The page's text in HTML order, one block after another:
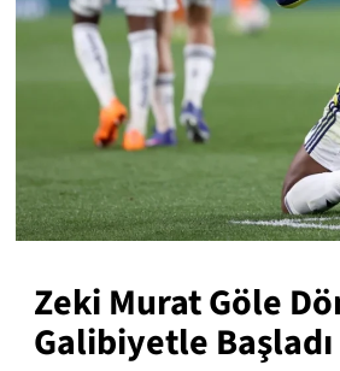
Zeki Murat Göle
Galibiyetle Başladı